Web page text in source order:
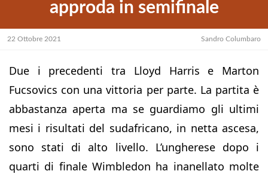
approda in semifinale
22 Ottobre 2021 Sandro Columbaro
Due i precedenti tra Lloyd Harris e Marton
Fucsovics con una vittoria per parte. La partita è
abbastanza aperta ma se guardiamo gli ultimi
mesi i risultati del sudafricano, in netta ascesa,
sono stati di alto livello. L’ungherese dopo i
quarti di finale Wimbledon ha inanellato molte